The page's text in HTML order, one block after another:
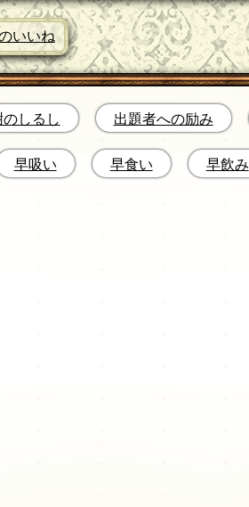
いいね
のしるし 出題者への励み
早吸い 早食い 早飲み